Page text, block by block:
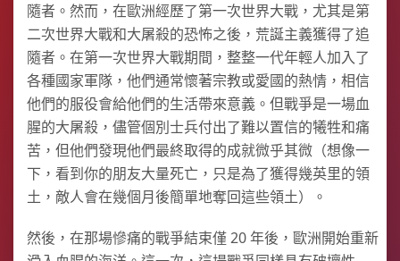
隨者。然而，在歐洲經歷了第一次世界大戰，尤其是第
二次世界大戰和大屠殺的恐怖之後，荒誕主義獲得了追
隨者。在第一次世界大戰期間，整整一代年輕人加入了
各種國家軍隊，他們通常懷著宗教或愛國的熱情，相信
他們的服役會給他們的生活帶來意義。但戰爭是一場血
腥的大屠殺，儘管個別士兵付出了難以置信的犧牲和痛
苦，但他們發現他們最終取得的成就微乎其微（想像一
下，看到你的朋友大量死亡，只是為了獲得幾英里的領
土，敵人會在幾個月後簡單地奪回這些領土）。
然後，在那場慘痛的戰爭結束僅 20 年後，歐洲開始重新